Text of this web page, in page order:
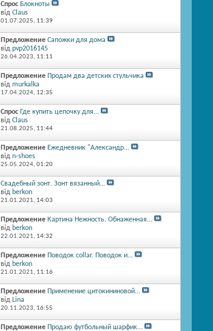
Спрос Блокноты
від Claus
01.07.2025, 11:39
Предложение Сапожки для дома
від pvp2016145
26.04.2023, 11:11
Предложение Продам два детских стульчика
від murkalka
17.04.2024, 12:35
Спрос Где купить цепочку для...
від Claus
21.08.2025, 11:44
Предложение Ежедневник "Александр...
від n-shoes
25.05.2024, 01:20
Свадебный зонт. Зонт вязанный...
від berkon
21.01.2021, 14:03
Предложение Картина Нежность. Обнаженная...
від berkon
22.01.2021, 14:32
Предложение Поводок collar. Поводок и...
від berkon
21.01.2021, 11:16
Предложение Применение цитокининовой...
від Lina
20.11.2023, 16:55
Предложение Продаю футбольный шарфик...